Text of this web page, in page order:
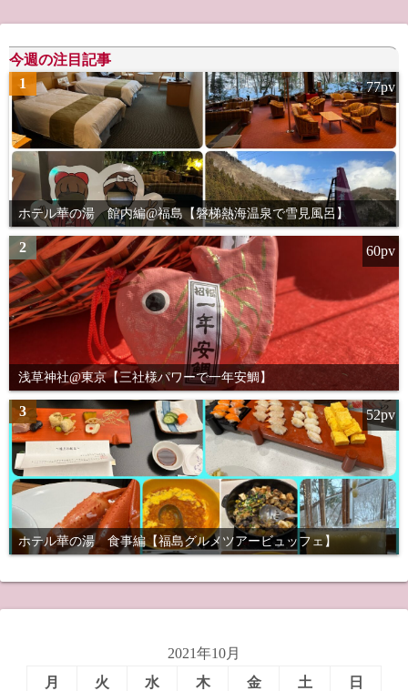
今週の注目記事
1
ホテル華の湯 館内編@福島【磐梯熱海温泉で雪見風呂】
77pv
2
浅草神社@東京【三社様パワーで一年安鯛】
60pv
3
ホテル華の湯 食事編【福島グルメツアービュッフェ】
52pv
2021年10月
月
火 水 木 金 土 日